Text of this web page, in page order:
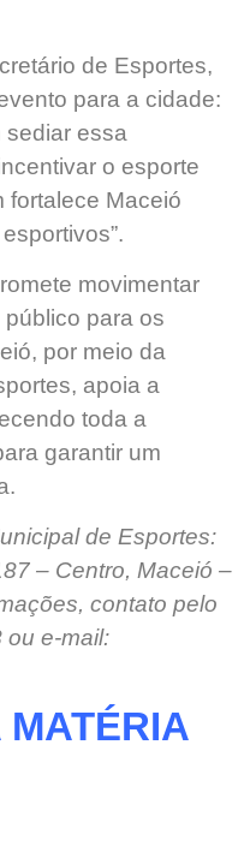
de Esportes,
para a cidade:
sediar essa
o esporte
fortalece Maceió
movimentar
para os
por meio da
apoia a
toda a
garantir um
de Esportes:
– Centro, Maceió –
contato pelo
ou e-mail: